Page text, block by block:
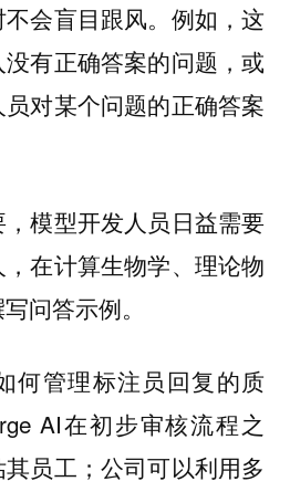
会盲目跟风。例如，这
有正确答案的问题，或
对某个问题的正确答案
模型开发人员日益需要
在计算生物学、理论物
问答示例。
何管理标注员回复的质
AI在初步审核流程之
员工；公司可以利用多